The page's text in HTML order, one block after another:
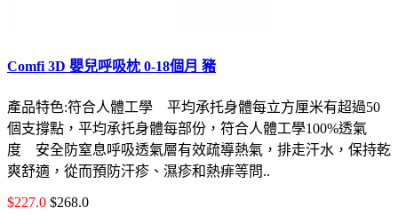
Comfi 3D 嬰兒呼吸枕 0-18個月 豬
產品特色:符合人體工學 平均承托身體每立方厘米有超過50
個支撐點，平均承托身體每部份，符合人體工學100%透氣
度 安全防窒息呼吸透氣層有效疏導熱氣，排走汗水，保持乾
爽舒適，從而預防汗疹、濕疹和熱痱等問..
$227.0 $268.0